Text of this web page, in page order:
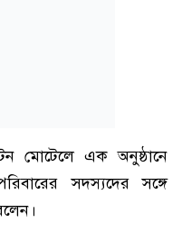
মোটেলে এক অনুষ্ঠানে
সদস্যদের সঙ্গে